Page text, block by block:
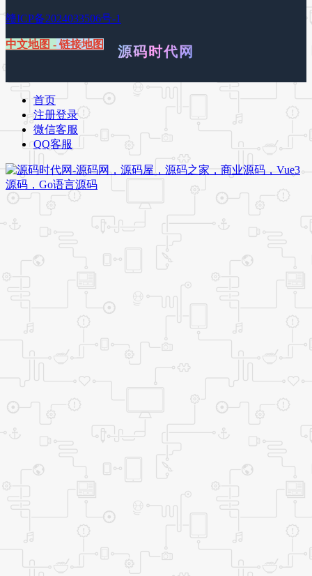
赣ICP备2024033506号-1
中文地图 - 链接地图 源码时代网
首页
注册登录
微信客服
QQ客服